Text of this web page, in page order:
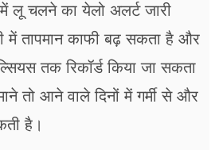
लू चलने का येलो अलर्ट जारी
में तापमान काफी बढ़ सकता है और
तक रिकॉर्ड किया जा सकता
तो आने वाले दिनों में गर्मी से और
है।